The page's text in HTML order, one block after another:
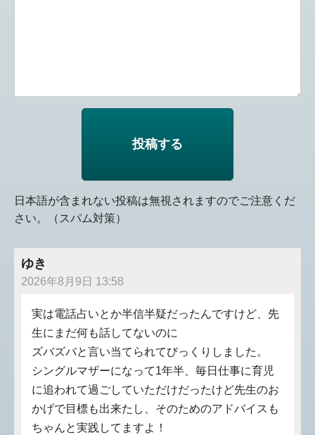
日本語が含まれない投稿は無視されますのでご注意くだ
さい。（スパム対策）
ゆき
2026年8月9日 13:58
実は電話占いとか半信半疑だったんですけど、先
生にまだ何も話してないのに
ズバズバと言い当てられてびっくりしました。
シングルマザーになって1年半、毎日仕事に育児
に追われて過ごしていただけだったけど先生のお
かげで目標も出来たし、そのためのアドバイスも
ちゃんと実践してますよ！